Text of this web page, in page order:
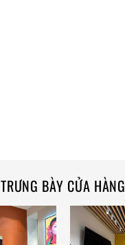
TRƯNG BÀY CỬA HÀNG